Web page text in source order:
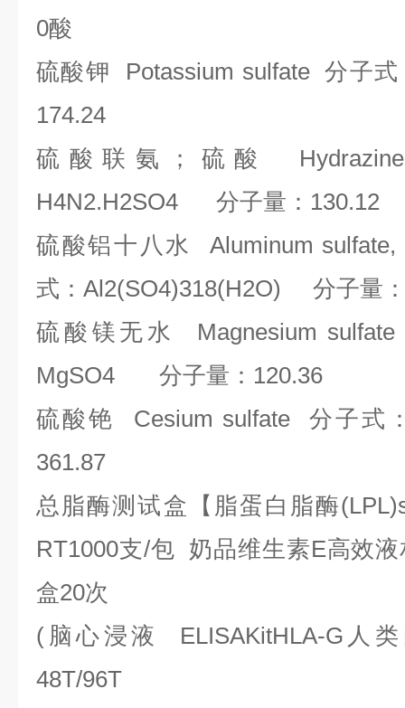
0酸
硫酸钾 Potassium sulfate分子式
174.24
硫酸联氨；硫酸
H4N2.H2SO4 分子量： 130.12
硫酸铝十八水
Aluminum
式： Al2(SO4)318(H2O) 分子量
硫酸镁无水
Magnesium
MgSO4 分子量： 120.36
硫酸铯
Cesium sulfate 分子式
361.87
总脂酶测试盒【脂蛋白脂酶
RT1000支/包 奶品维生素E高效
盒20次
( 脑心浸液 ELISAKitHLA-G 人
48T/96T